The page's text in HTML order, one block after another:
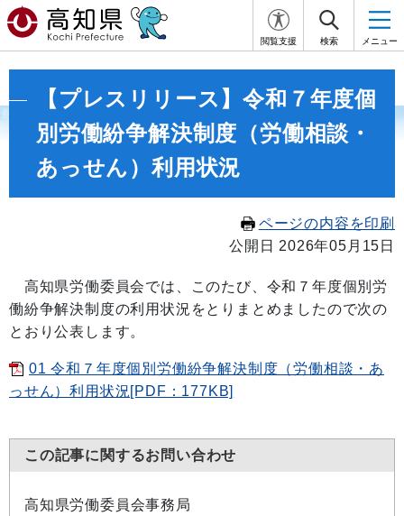
閲覧支援 検索 メニュー
【プレスリリース】令和７年度個
別労働紛争解決制度（労働相談・
あっせん）利用状況
ページの内容を印刷
公開日 2026年05月15日
高知県労働委員会では、このたび、令和７年度個別労
働紛争解決制度の利用状況をとりまとめましたので次の
とおり公表します。
01 令和７年度個別労働紛争解決制度（労働相談・あ
っせん）利用状況[PDF：177KB]
この記事に関するお問い合わせ
高知県労働委員会事務局